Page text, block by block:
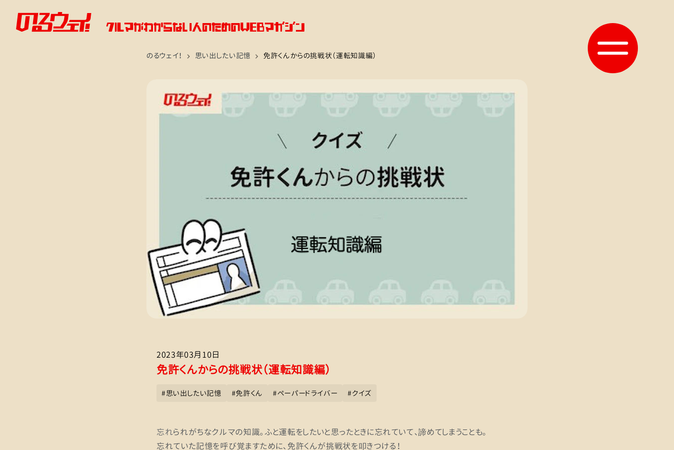
のるウェイ！ 思い出したい記憶 免許くんからの挑戦状（運転知識編）
2023年03月10日
免許くんからの挑戦状（運転知識編）
#思い出したい記憶 #免許くん #ペーパードライバー #クイズ
忘れられがちなクルマの知識。ふと運転をしたいと思ったときに忘れていて、諦めてしまうことも。
忘れていた記憶を呼び覚ますために、免許くんが挑戦状を叩きつける！